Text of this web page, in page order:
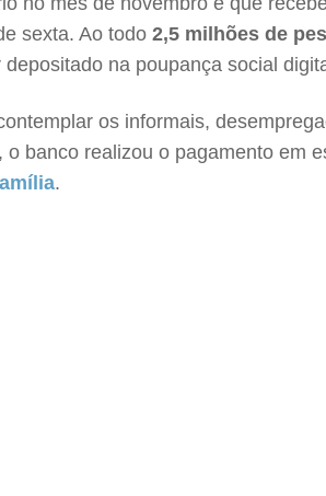
sexta. Ao todo 2,5 milhões de
depositado na poupança social
os informais,
o banco realizou o pagamento em
.